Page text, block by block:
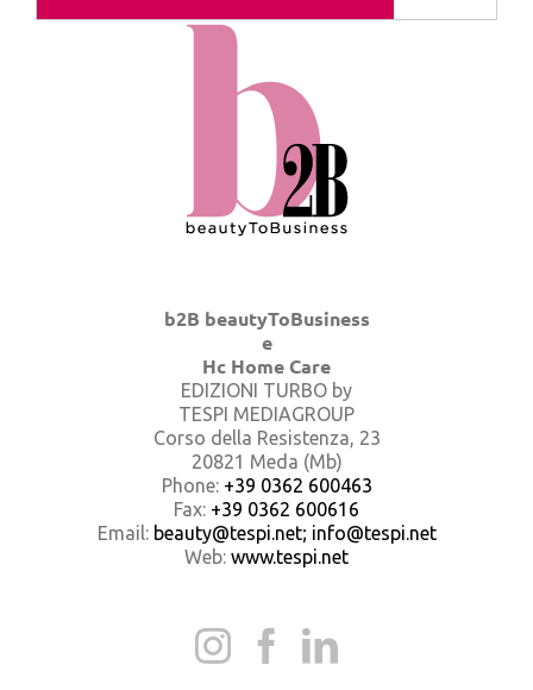
b2B beautyToBusiness
e
Hc Home Care
EDIZIONI TURBO by
TESPI MEDIAGROUP
Corso della Resistenza, 23
20821 Meda (Mb)
Phone: +39 0362 600463
Fax: +39 0362 600616
Email: beauty@tespi.net; info@tespi.net
Web: www.tespi.net